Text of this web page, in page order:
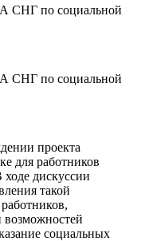
СНГ по социальной
СНГ по социальной
проекта
для работников
дискуссии
такой
возможностей
социальных